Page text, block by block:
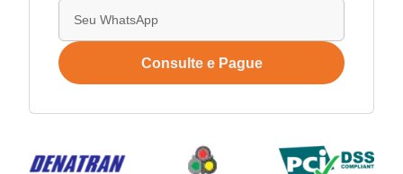
Consulte e Pague